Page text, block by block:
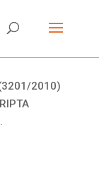
2010)